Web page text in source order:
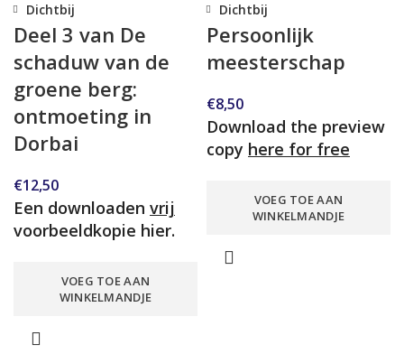
Dichtbij
Deel 3 van De
schaduw van de
groene berg:
ontmoeting in
Dorbai
€12,50
Een downloaden vrij
voorbeeldkopie hier.
VOEG TOE AAN
WINKELMANDJE
Dichtbij
Persoonlijk
meesterschap
€8,50
Download the preview
copy here for free
VOEG TOE AAN
WINKELMANDJE